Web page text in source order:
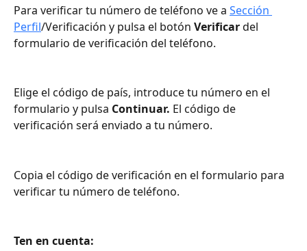
Para verificar tu número de teléfono ve a Sección
Perfil/Verificación y pulsa el botón Verificar del
formulario de verificación del teléfono.
Elige el código de país, introduce tu número en el
formulario y pulsa Continuar. El código de
verificación será enviado a tu número.
Copia el código de verificación en el formulario para
verificar tu número de teléfono.
Ten en cuenta: